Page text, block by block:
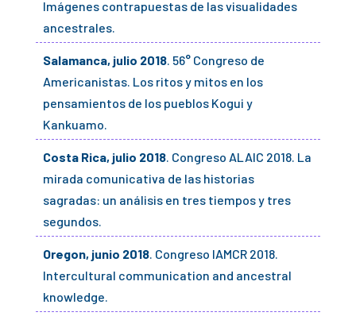
Imágenes contrapuestas de las visualidades
ancestrales.
Salamanca, julio 2018. 56° Congreso de
Americanistas. Los ritos y mitos en los
pensamientos de los pueblos Kogui y
Kankuamo.
Costa Rica, julio 2018. Congreso ALAIC 2018. La
mirada comunicativa de las historias
sagradas: un análisis en tres tiempos y tres
segundos.
Oregon, junio 2018. Congreso IAMCR 2018.
Intercultural communication and ancestral
knowledge.